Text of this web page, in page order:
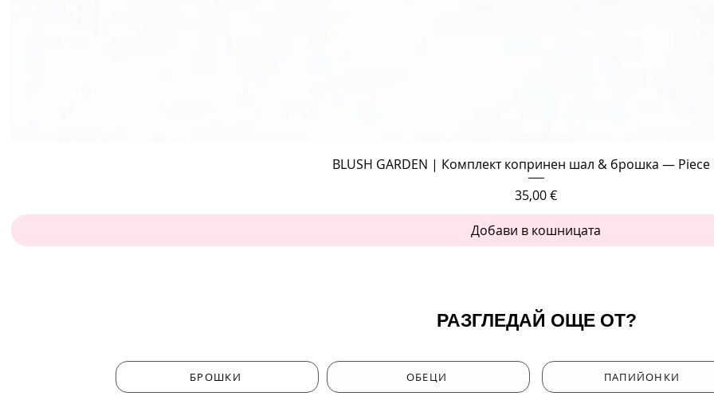
Бърз преглед
BLUSH GARDEN | Комплект копринен шал & брошка — Piece
Цена
35,00 €
Добави в кошницата
РАЗГЛЕДАЙ ОЩЕ ОТ?
БРОШКИ ОБЕЦИ ПАПИЙОНКИ